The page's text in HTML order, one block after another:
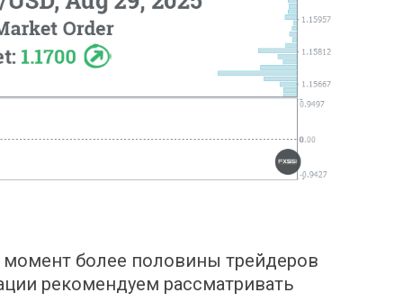
более половины трейдеров
рекомендуем рассматривать